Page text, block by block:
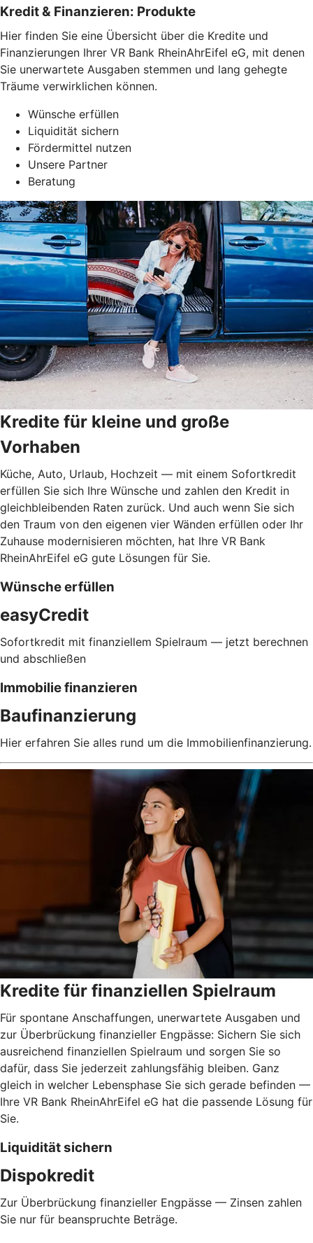
Kredit & Finanzieren: Produkte
Hier finden Sie eine Übersicht über die Kredite und
Finanzierungen Ihrer VR Bank RheinAhrEifel eG, mit denen
Sie unerwartete Ausgaben stemmen und lang gehegte
Träume verwirklichen können.
Wünsche erfüllen
Liquidität sichern
Fördermittel nutzen
Unsere Partner
Beratung
Kredite für kleine und große
Vorhaben
Küche, Auto, Urlaub, Hochzeit — mit einem Sofortkredit
erfüllen Sie sich Ihre Wünsche und zahlen den Kredit in
gleichbleibenden Raten zurück. Und auch wenn Sie sich
den Traum von den eigenen vier Wänden erfüllen oder Ihr
Zuhause modernisieren möchten, hat Ihre VR Bank
RheinAhrEifel eG gute Lösungen für Sie.
Wünsche erfüllen
easyCredit
Sofortkredit mit finanziellem Spielraum — jetzt berechnen
und abschließen
Immobilie finanzieren
Baufinanzierung
Hier erfahren Sie alles rund um die Immobilienfinanzierung.
Kredite für finanziellen Spielraum
Für spontane Anschaffungen, unerwartete Ausgaben und
zur Überbrückung finanzieller Engpässe: Sichern Sie sich
ausreichend finanziellen Spielraum und sorgen Sie so
dafür, dass Sie jederzeit zahlungsfähig bleiben. Ganz
gleich in welcher Lebensphase Sie sich gerade befinden —
Ihre VR Bank RheinAhrEifel eG hat die passende Lösung für
Sie.
Liquidität sichern
Dispokredit
Zur Überbrückung finanzieller Engpässe — Zinsen zahlen
Sie nur für beanspruchte Beträge.